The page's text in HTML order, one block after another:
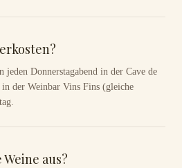
Donnerstagabend in der Cave de
der Weinbar Vins Fins (gleiche
aus?